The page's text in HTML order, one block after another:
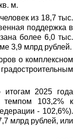
м.
из 18,7 тыс.
поддержка в
более 6,0 тыс.
3,9 млрд рублей.
о комплексном
итогам 2025 года
темпом 103,2% к
- 102,6%).
млрд рублей, или